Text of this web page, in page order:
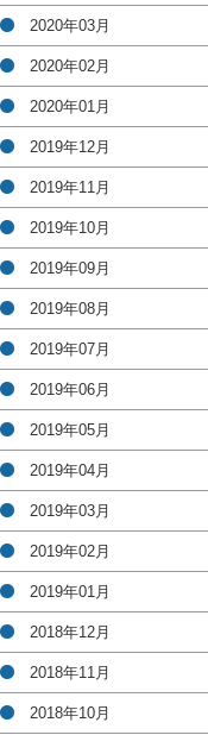
2020年03月
2020年02月
2020年01月
2019年12月
2019年11月
2019年10月
2019年09月
2019年08月
2019年07月
2019年06月
2019年05月
2019年04月
2019年03月
2019年02月
2019年01月
2018年12月
2018年11月
2018年10月